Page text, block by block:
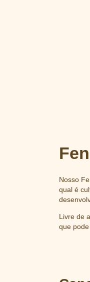
Nosso
qual é
Livre de
que